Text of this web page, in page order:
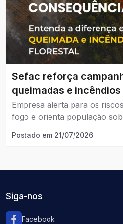
Sefac reforça
queimadas e
período de estiagem.
Empresa alerta para os
fogo e orienta população
Postado em 21/07/2026
Siga-nos
Facebook